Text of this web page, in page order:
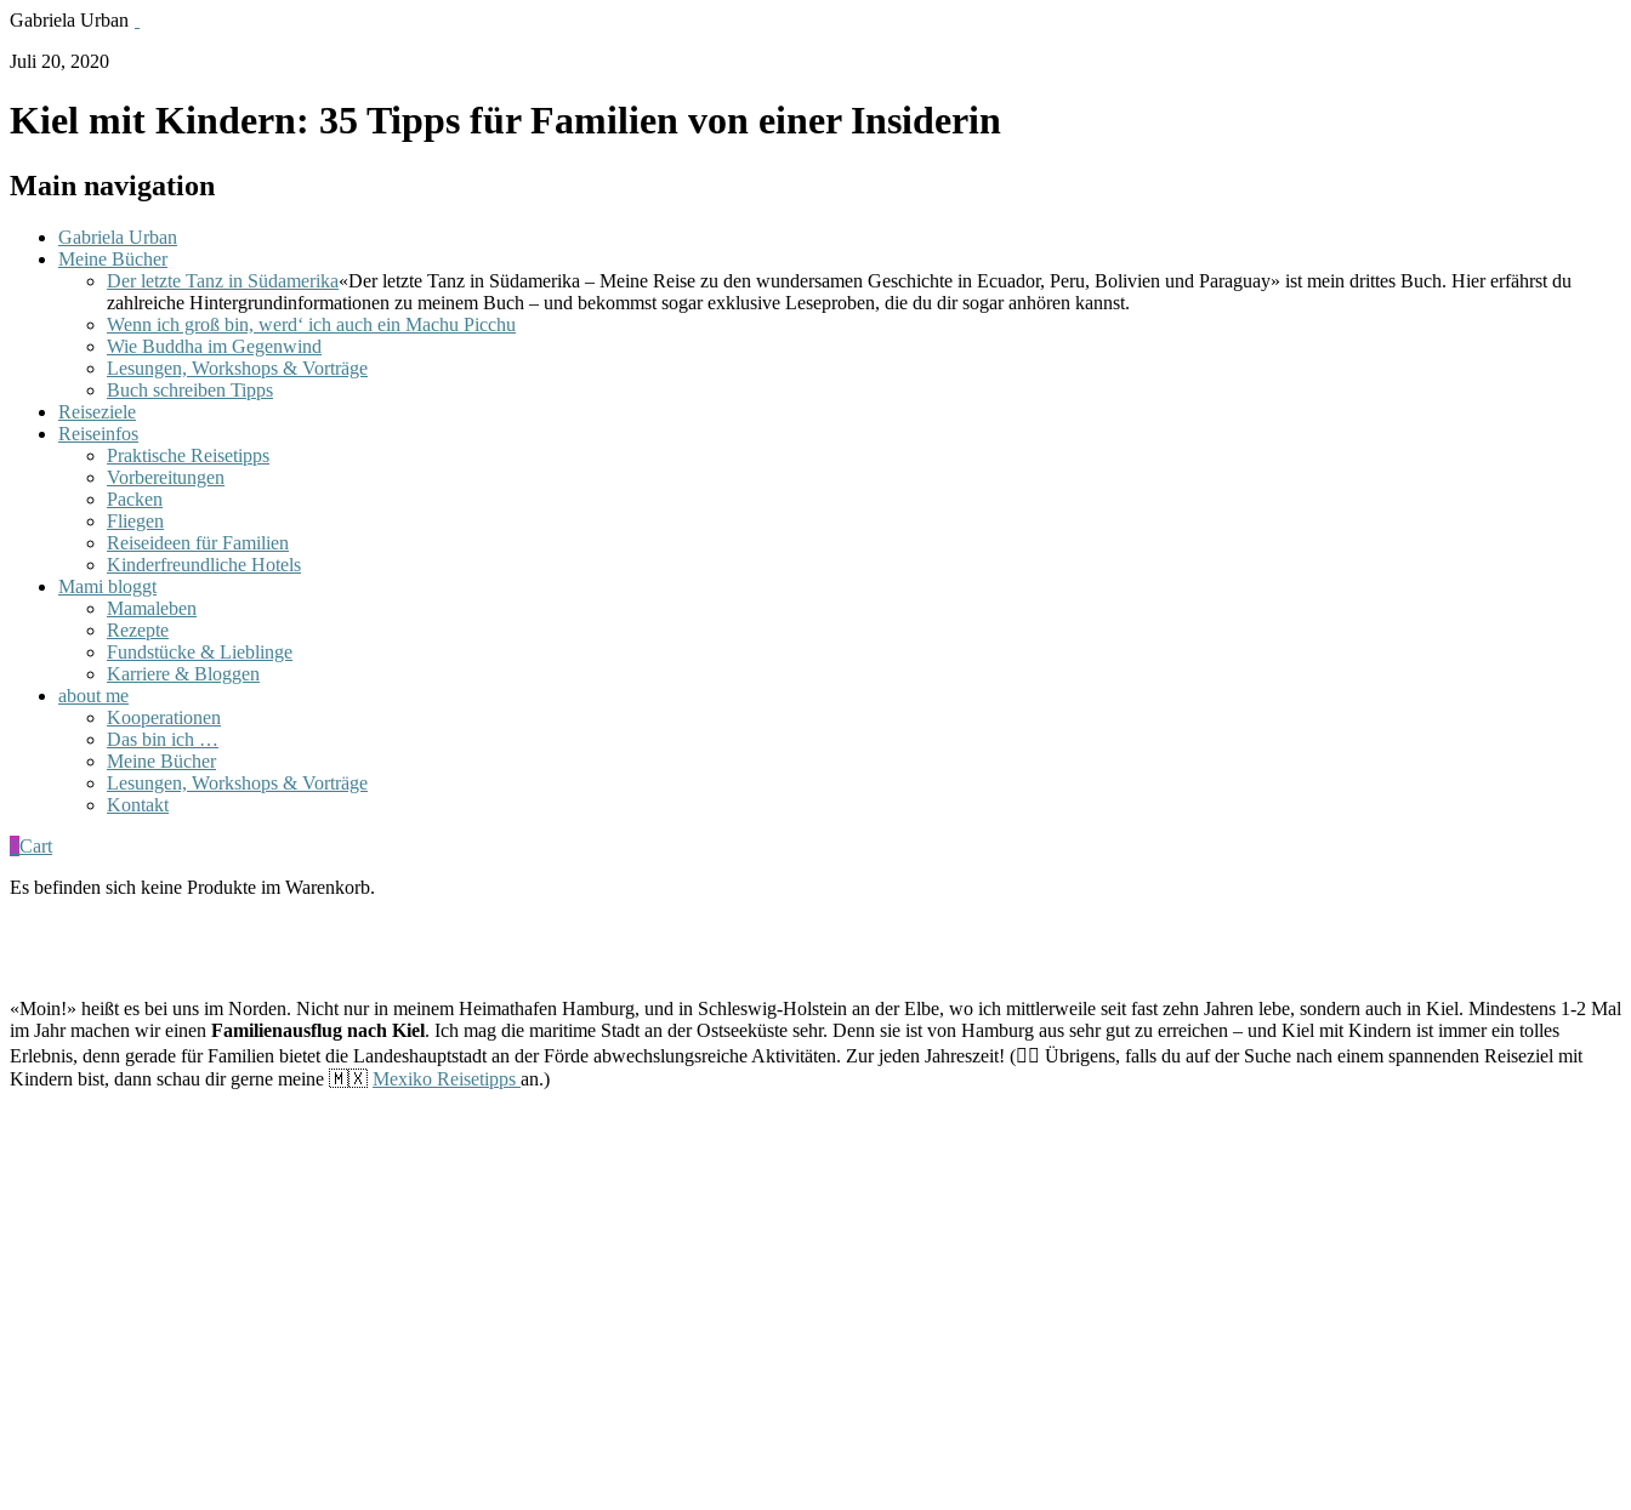
Gabriela Urban
Juli 20, 2020
Kiel mit Kindern: 35 Tipps für Familien von einer Insiderin
Main navigation
Gabriela Urban
Meine Bücher
Der letzte Tanz in Südamerika«Der letzte Tanz in Südamerika – Meine Reise zu den wundersamen Geschichte in Ecuador, Peru, Bolivien und Paraguay» ist mein drittes Buch. Hier erfährst du
zahlreiche Hintergrundinformationen zu meinem Buch – und bekommst sogar exklusive Leseproben, die du dir sogar anhören kannst.
Wenn ich groß bin, werd‘ ich auch ein Machu Picchu
Wie Buddha im Gegenwind
Lesungen, Workshops & Vorträge
Buch schreiben Tipps
Reiseziele
Reiseinfos
Praktische Reisetipps
Vorbereitungen
Packen
Fliegen
Reiseideen für Familien
Kinderfreundliche Hotels
Mami bloggt
Mamaleben
Rezepte
Fundstücke & Lieblinge
Karriere & Bloggen
about me
Kooperationen
Das bin ich …
Meine Bücher
Lesungen, Workshops & Vorträge
Kontakt
0Cart
Es befinden sich keine Produkte im Warenkorb.
«Moin!» heißt es bei uns im Norden. Nicht nur in meinem Heimathafen Hamburg, und in Schleswig-Holstein an der Elbe, wo ich mittlerweile seit fast zehn Jahren lebe, sondern auch in Kiel. Mindestens 1-2 Mal
im Jahr machen wir einen Familienausflug nach Kiel. Ich mag die maritime Stadt an der Ostseeküste sehr. Denn sie ist von Hamburg aus sehr gut zu erreichen – und Kiel mit Kindern ist immer ein tolles
Erlebnis, denn gerade für Familien bietet die Landeshauptstadt an der Förde abwechslungsreiche Aktivitäten. Zur jeden Jahreszeit! (👉🏻 Übrigens, falls du auf der Suche nach einem spannenden Reiseziel mit
Kindern bist, dann schau dir gerne meine 🇲🇽 Mexiko Reisetipps an.)